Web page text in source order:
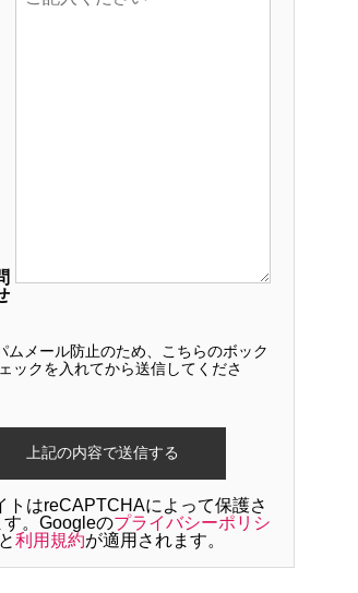
ムメール防止のため、こちらのボック
ックを入れてから送信してくださ
トはreCAPTCHAによって保護さ
す。Googleのプライバシーポリシ
と利用規約が適用されます。